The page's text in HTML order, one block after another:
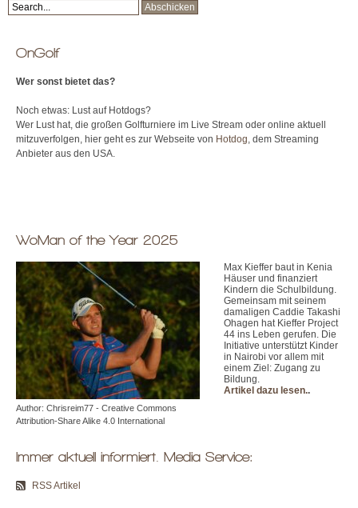
OnGolf
Wer sonst bietet das?
Noch etwas: Lust auf Hotdogs?
Wer Lust hat, die großen Golfturniere im Live Stream oder online aktuell
mitzuverfolgen, hier geht es zur Webseite von Hotdog , dem Streaming
Anbieter aus den USA.
WoMan of the Year 2025
Author: Chrisreim77 - Creative Commons
Attribution-Share Alike 4.0 International
Max Kieffer baut in Kenia
Häuser und finanziert
Kindern die Schulbildung.
Gemeinsam mit seinem
damaligen Caddie Takashi
Ohagen hat Kieffer Project
44 ins Leben gerufen. Die
Initiative unterstützt Kinder
in Nairobi vor allem mit
einem Ziel: Zugang zu
Bildung.
Artikel dazu lesen..
Immer aktuell informiert. Media Service:
RSS Artikel